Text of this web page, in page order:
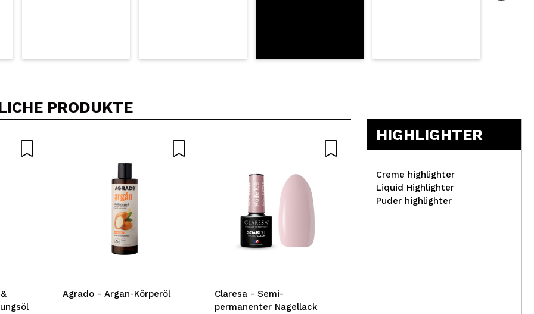
PRODUKTE
Agrado - Argan-Körperöl
Claresa - Semi-
permanenter Nagellack
HIGHLIGHTER
Creme highlighter
Liquid Highlighter
Puder highlighter